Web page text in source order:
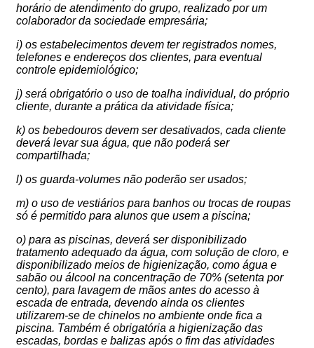
horário de atendimento do grupo, realizado por um
colaborador da sociedade empresária;
i) os estabelecimentos devem ter registrados nomes,
telefones e endereços dos clientes, para eventual
controle epidemiológico;
j) será obrigatório o uso de toalha individual, do próprio
cliente, durante a prática da atividade física;
k) os bebedouros devem ser desativados, cada cliente
deverá levar sua água, que não poderá ser
compartilhada;
l) os guarda-volumes não poderão ser usados;
m) o uso de vestiários para banhos ou trocas de roupas
só é permitido para alunos que usem a piscina;
o) para as piscinas, deverá ser disponibilizado
tratamento adequado da água, com solução de cloro, e
disponibilizado meios de higienização, como água e
sabão ou álcool na concentração de 70% (setenta por
cento), para lavagem de mãos antes do acesso à
escada de entrada, devendo ainda os clientes
utilizarem-se de chinelos no ambiente onde fica a
piscina. Também é obrigatória a higienização das
escadas, bordas e balizas após o fim das atividades